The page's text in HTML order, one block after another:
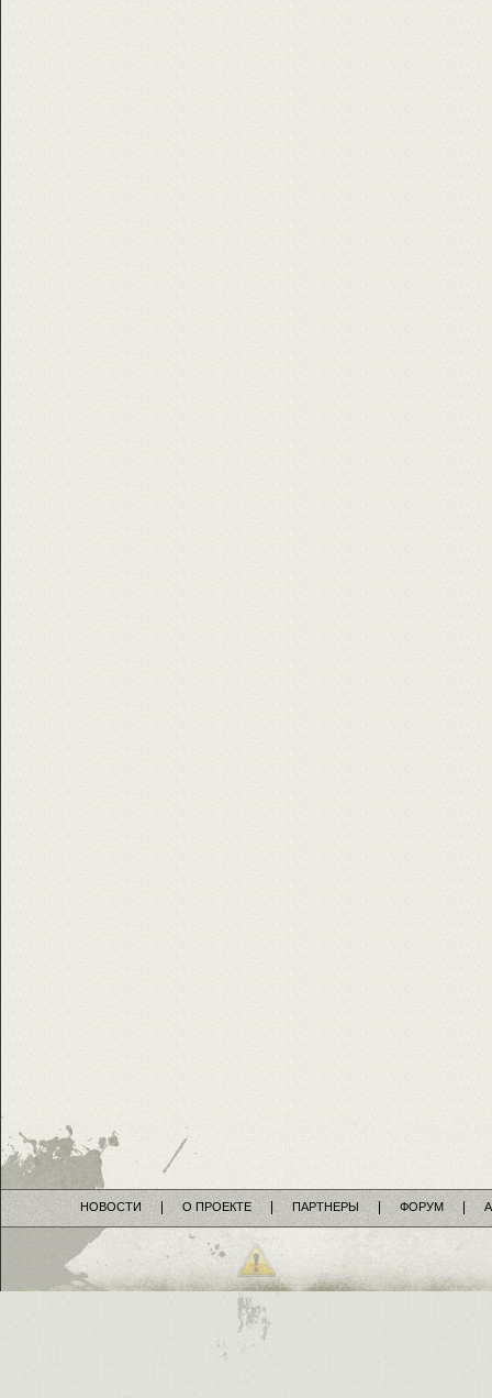
НОВОСТИ О ПРОЕКТЕ ПАРТНЕРЫ ФОРУМ